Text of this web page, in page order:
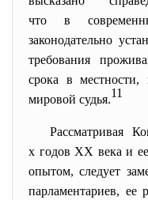
что в
законодательно
требования
срока в местности,
мировой судья.11
Рассматривая
х годов XX века и
опытом, следует
парламентариев, ее